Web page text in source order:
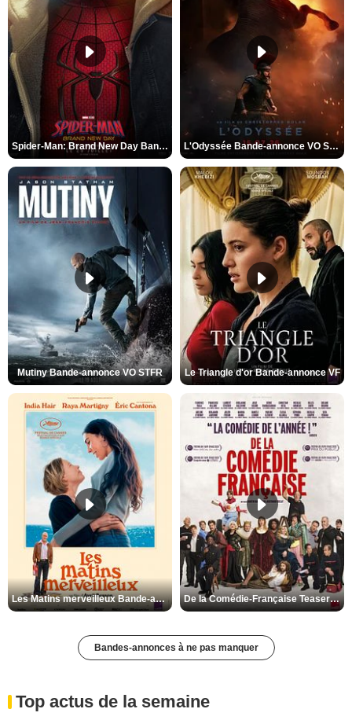
Spider-Man: Brand New Day Bande-annonce VO STFR L'Odyssée Bande-annonce VO STFR
Mutiny Bande-annonce VO STFR Le Triangle d'or Bande-annonce VF
Les Matins merveilleux Bande-annonce VF De la Comédie-Française Teaser VF
Bandes-annonces à ne pas manquer
Top actus de la semaine